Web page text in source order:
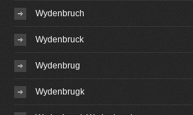
Wydenbruch
Wydenbruck
Wydenbrug
Wydenbrugk